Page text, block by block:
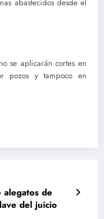
abastecidos desde el
se aplicarán cortes en
pozos y tampoco en
alegatos de
del juicio